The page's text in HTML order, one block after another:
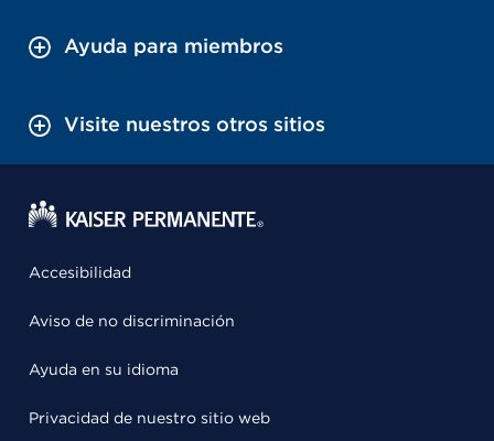
Ayuda para miembros
Visite nuestros otros sitios
Accesibilidad
Aviso de no discriminación
Ayuda en su idioma
Privacidad de nuestro sitio web